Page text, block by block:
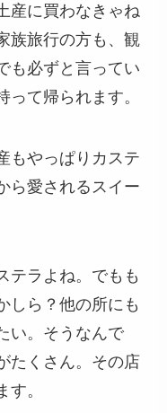
産に買わなきゃね
族旅行の方も、観
も必ずと言ってい
て帰られます。
もやっぱりカステ
ら愛されるスイー
テラよね。でもも
しら？他の所にも
い。そうなんで
たくさん。その店
。